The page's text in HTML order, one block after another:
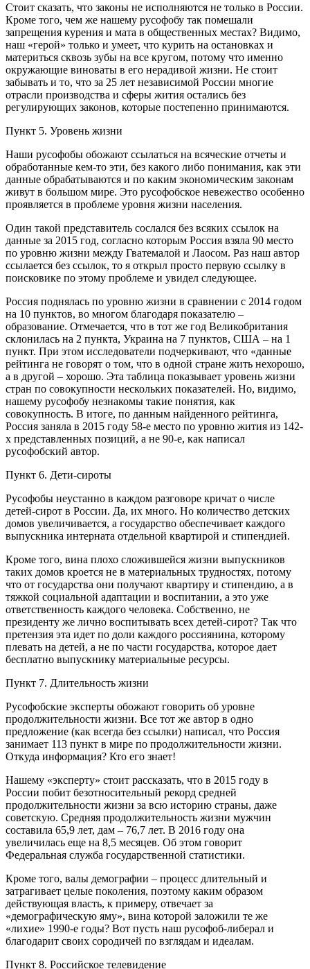
Стоит сказать, что законы не исполняются не только в России.
Кроме того, чем же нашему русофобу так помешали
запрещения курения и мата в общественных местах? Видимо,
наш «герой» только и умеет, что курить на остановках и
материться сквозь зубы на все кругом, потому что именно
окружающие виноваты в его нерадивой жизни. Не стоит
забывать и то, что за 25 лет независимой России многие
отрасли производства и сферы жития остались без
регулирующих законов, которые постепенно принимаются.
Пункт 5. Уровень жизни
Наши русофобы обожают ссылаться на всяческие отчеты и
обработанные кем-то эти, без какого либо понимания, как эти
данные обрабатываются и по каким экономическим законам
живут в большом мире. Это русофобское невежество особенно
проявляется в проблеме уровня жизни населения.
Один такой представитель сослался без всяких ссылок на
данные за 2015 год, согласно которым Россия взяла 90 место
по уровню жизни между Гватемалой и Лаосом. Раз наш автор
ссылается без ссылок, то я открыл просто первую ссылку в
поисковике по этому проблеме и увидел следующее.
Россия поднялась по уровню жизни в сравнении с 2014 годом
на 10 пунктов, во многом благодаря показателю –
образование. Отмечается, что в тот же год Великобритания
склонилась на 2 пункта, Украина на 7 пунктов, США – на 1
пункт. При этом исследователи подчеркивают, что «данные
рейтинга не говорят о том, что в одной стране жить нехорошо,
а в другой – хорошо. Эта таблица показывает уровень жизни
стран по совокупности нескольких показателей. Но, видимо,
нашему русофобу незнакомы такие понятия, как
совокупность. В итоге, по данным найденного рейтинга,
Россия заняла в 2015 году 58-е место по уровню жития из 142-
х представленных позиций, а не 90-е, как написал
русофобский автор.
Пункт 6. Дети-сироты
Русофобы неустанно в каждом разговоре кричат о числе
детей-сирот в России. Да, их много. Но количество детских
домов увеличивается, а государство обеспечивает каждого
выпускника интерната отдельной квартирой и стипендией.
Кроме того, вина плохо сложившейся жизни выпускников
таких домов кроется не в материальных трудностях, потому
что от государства они получают квартиру и стипендию, а в
тяжкой социальной адаптации и воспитании, а это уже
ответственность каждого человека. Собственно, не
президенту же лично воспитывать всех детей-сирот? Так что
претензия эта идет по доли каждого россиянина, которому
плевать на детей, а не по части государства, которое дает
бесплатно выпускнику материальные ресурсы.
Пункт 7. Длительность жизни
Русофобские эксперты обожают говорить об уровне
продолжительности жизни. Все тот же автор в одно
предложение (как всегда без ссылки) написал, что Россия
занимает 113 пункт в мире по продолжительности жизни.
Откуда информация? Кто его знает!
Нашему «эксперту» стоит рассказать, что в 2015 году в
России побит безотносительный рекорд средней
продолжительности жизни за всю историю страны, даже
советскую. Средняя продолжительность жизни мужчин
составила 65,9 лет, дам – 76,7 лет. В 2016 году она
увеличилась еще на 8,5 месяцев. Об этом говорит
Федеральная служба государственной статистики.
Кроме того, валы демографии – процесс длительный и
затрагивает целые поколения, поэтому каким образом
действующая власть, к примеру, отвечает за
«демографическую яму», вина которой заложили те же
«лихие» 1990-е годы? Вот пусть наш русофоб-либерал и
благодарит своих сородичей по взглядам и идеалам.
Пункт 8. Российское телевидение